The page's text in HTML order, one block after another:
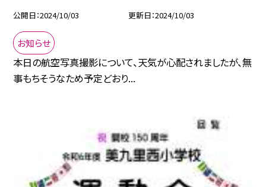
公開日 2024/10/03 更新日 2024/10/03
お知らせ
本日の航空写真撮影について、天気が心配されましたが、無
事もちそうなため予定どおり...